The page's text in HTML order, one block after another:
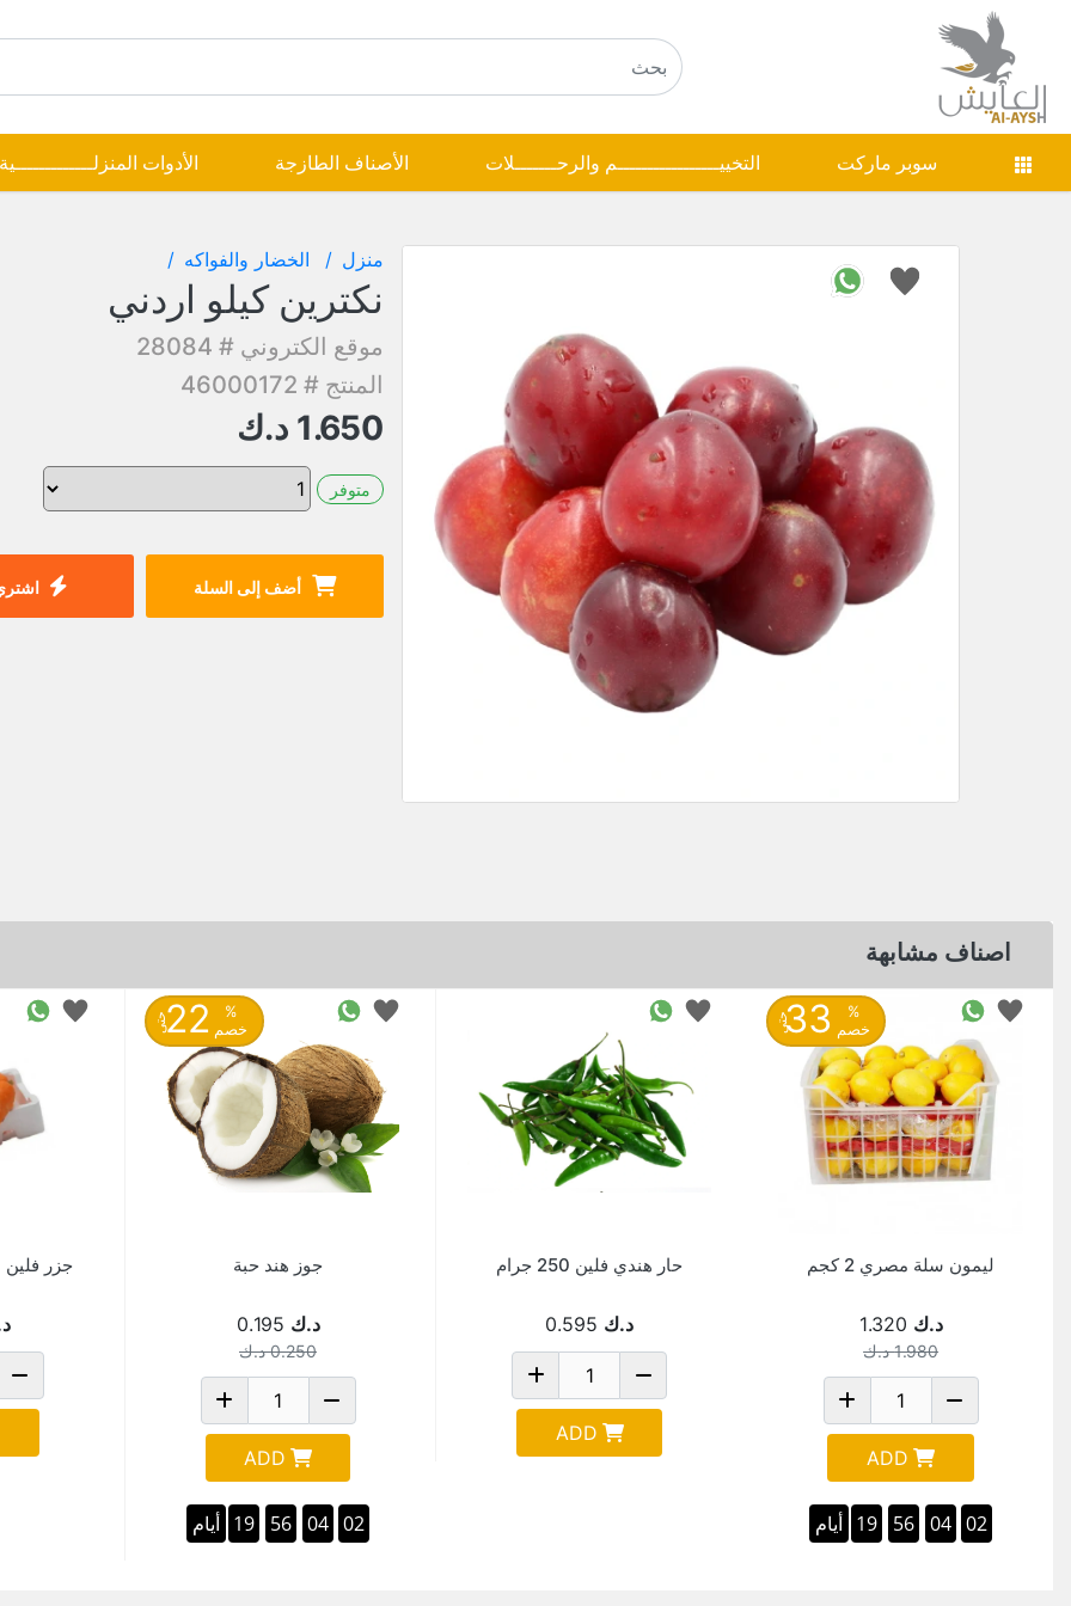
سوبر ماركت التخييـــــــــــــــــم والرحـــــــلات الأصناف الطازجة الأدوات المنزلـــــــــــــية
منزل الخضار والفواكه
نكترين كيلو اردني
موقع الكتروني # 28084
المنتج # 46000172
1.650 د.ك
متوفر
أضف إلى السلة
اصناف مشابهة
حتى33
%
خصم
ليمون سلة مصري 2 كجم
د.ك 1.320
1.980د.ك
ADD
02
04
56
19 أيام
حار هندي فلين 250 جرام
د.ك 0.595
ADD
حتى22
%
خصم
جوز هند حبة
د.ك 0.195
0.250د.ك
ADD
02
04
56
19 أيام